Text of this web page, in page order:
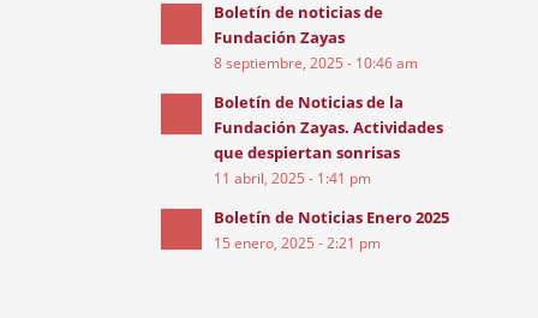
Boletín de noticias de
Fundación Zayas
8 septiembre, 2025 - 10:46 am
Boletín de Noticias de la
Fundación Zayas. Actividades
que despiertan sonrisas
11 abril, 2025 - 1:41 pm
Boletín de Noticias Enero 2025
15 enero, 2025 - 2:21 pm